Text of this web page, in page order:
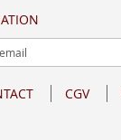
CGV